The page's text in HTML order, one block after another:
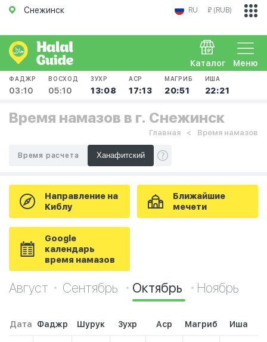
Снежинск RU ₽ (RUB)
Меню
Каталог
ФАДЖР
03:10
ВОСХОД
05:10
ЗУХР
13:08
АСР
17:13
МАГРИБ
20:51
ИША
22:21
Время намазов в г. Снежинск
Главная Время намазов
Время расчета
Направление на
Киблу
Ближайшие
мечети
Google
календарь
время намазов
Август Сентябрь Октябрь Ноябрь
Дата Фаджр Шурук Зухр Аср Магриб Иша